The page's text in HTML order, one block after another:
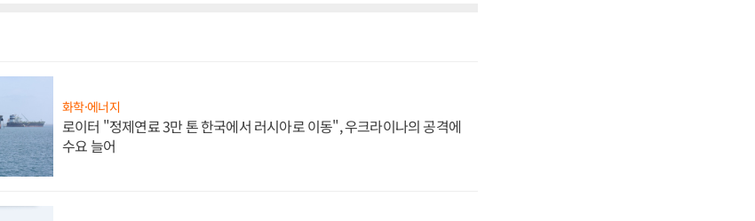
화학·에너지
로이터 "정제연료 3만 톤 한국에서 러시아로 이동", 우크라이나의 공격에
수요 늘어